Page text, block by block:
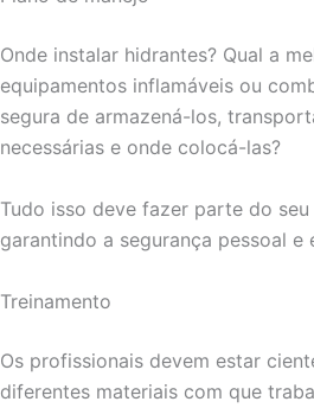
Onde instalar hidrantes? Qual a
equipamentos inflamáveis ou
segura de armazená-los,
necessárias e onde colocá-las?
Tudo isso deve fazer parte do
garantindo a segurança pessoal e
Treinamento
Os profissionais devem estar
diferentes materiais com que